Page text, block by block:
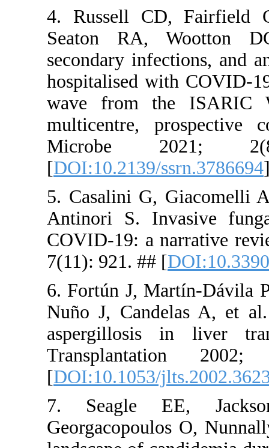
4.
Seaton
secondary
wave
[
5.
Antinori
COVID-
7(11): 921.
6. Fortún
Nuño J,
[
7.